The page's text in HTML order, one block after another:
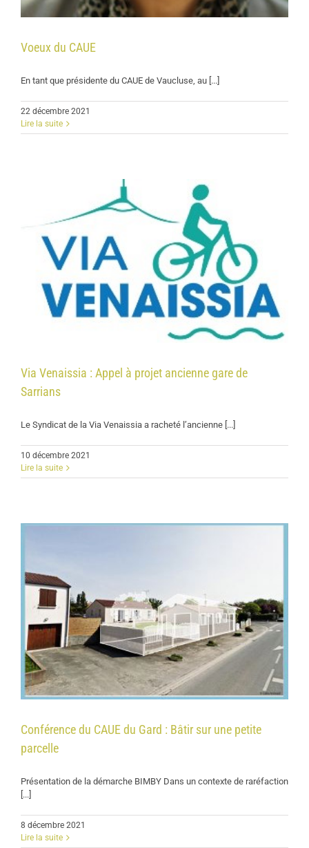
Voeux du CAUE
En tant que présidente du CAUE de Vaucluse, au [...]
22 décembre 2021
Lire la suite
Via Venaissia : Appel à projet ancienne gare de
Sarrians
Le Syndicat de la Via Venaissia a racheté l’ancienne [...]
10 décembre 2021
Lire la suite
Conférence du CAUE du Gard : Bâtir sur une petite
parcelle
Présentation de la démarche BIMBY Dans un contexte de raréfaction
[...]
8 décembre 2021
Lire la suite